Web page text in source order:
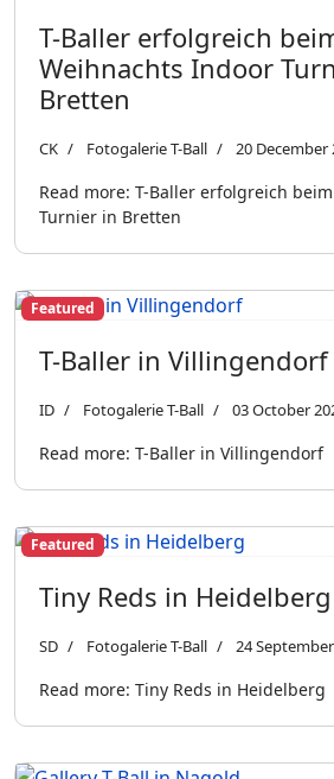
T-Baller erfolgreich
Weihnachts Indoor
Bretten
CK Fotogalerie T-Ball 20 December
Read more: T-Baller erfolgreich
Turnier in Bretten
Featured
T-Baller in Villingendorf
ID Fotogalerie T-Ball 03 October
Read more: T-Baller in Villingendorf
Featured
Tiny Reds in Heidelberg
SD Fotogalerie T-Ball 24
Read more: Tiny Reds in Heidelberg